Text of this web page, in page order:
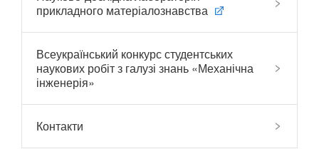
прикладного матеріалознавства
Всеукраїнський конкурс студентських
наукових робіт з галузі знань «Механічна
інженерія»
Контакти